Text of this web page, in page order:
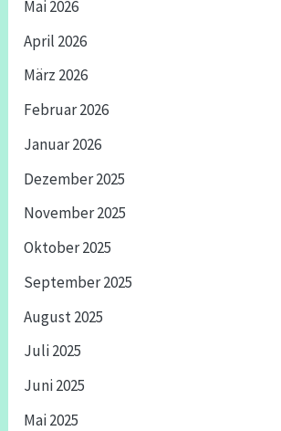
Mai 2026
April 2026
März 2026
Februar 2026
Januar 2026
Dezember 2025
November 2025
Oktober 2025
September 2025
August 2025
Juli 2025
Juni 2025
Mai 2025